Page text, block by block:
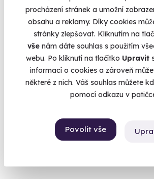
procházení stránek a umožní
obsahu a reklamy. Díky cookies
stránky zlepšovat. Kliknutím na
vše nám dáte souhlas s použitím
webu. Po kliknutí na tlačítko Upravit
informací o cookies a zároveň
některé z nich. Váš souhlas můžete
pomocí odkazu v
Povolit vše
Masáž konopným olejem
Travička zelená to je moje potěšení.
Špindlerův Mlýn
(+ 10 dalších lokalit)